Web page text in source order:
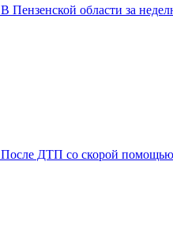
В Пензенской области за
После ДТП со скорой помощью